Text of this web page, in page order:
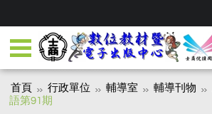
首頁 行政單位 輔導室 輔導刊物
語第91期